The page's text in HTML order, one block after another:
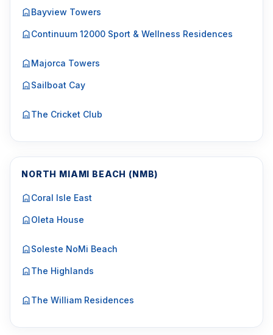
Bayview Towers
Continuum 12000 Sport & Wellness Residences
Majorca Towers
Sailboat Cay
The Cricket Club
NORTH MIAMI BEACH (NMB)
Coral Isle East
Oleta House
Soleste NoMi Beach
The Highlands
The William Residences